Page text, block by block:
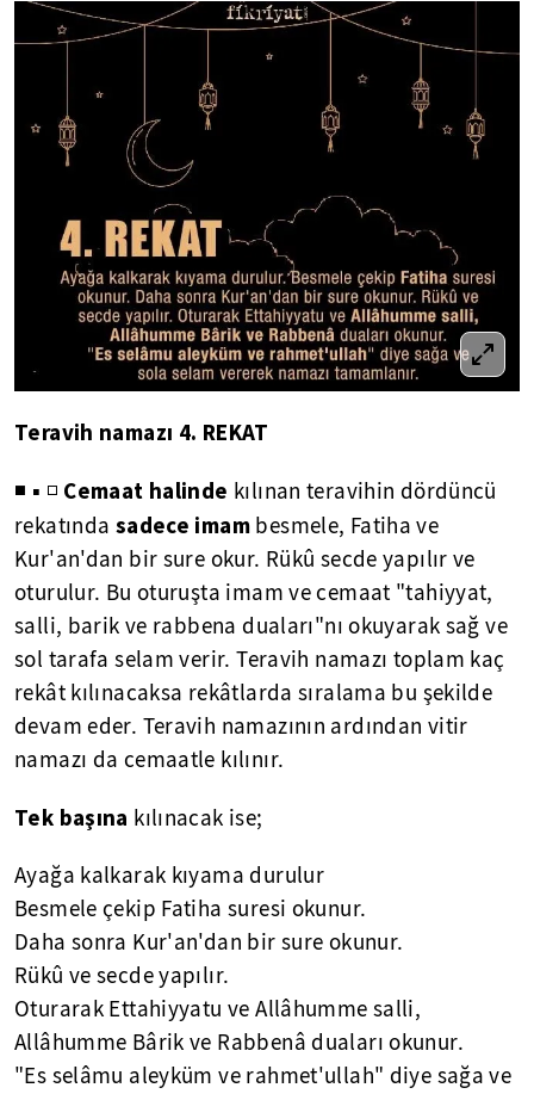
Teravih namazı 4. REKAT
◾ ▪ ◽ Cemaat halinde kılınan teravihin dördüncü
rekatında sadece imam besmele, Fatiha ve
Kur'an'dan bir sure okur. Rükû secde yapılır ve
oturulur. Bu oturuşta imam ve cemaat "tahiyyat,
salli, barik ve rabbena duaları"nı okuyarak sağ ve
sol tarafa selam verir. Teravih namazı toplam kaç
rekât kılınacaksa rekâtlarda sıralama bu şekilde
devam eder. Teravih namazının ardından vitir
namazı da cemaatle kılınır.
Tek başına kılınacak ise;
Ayağa kalkarak kıyama durulur
Besmele çekip Fatiha suresi okunur.
Daha sonra Kur'an'dan bir sure okunur.
Rükû ve secde yapılır.
Oturarak Ettahiyyatu ve Allâhumme salli,
Allâhumme Bârik ve Rabbenâ duaları okunur.
"Es selâmu aleyküm ve rahmet'ullah" diye sağa ve